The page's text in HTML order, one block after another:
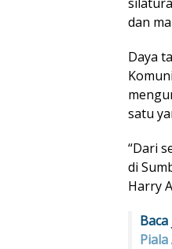
dan
Daya
satu
“Dari
di
Harry
Piala